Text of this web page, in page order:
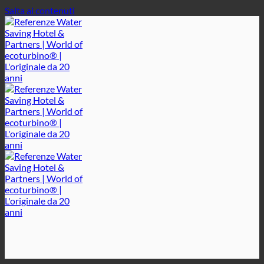
Salta ai contenuti